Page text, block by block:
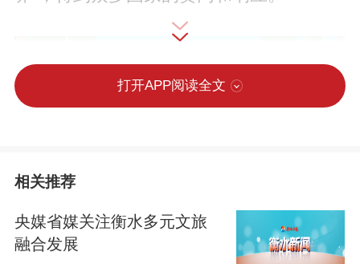
打开APP阅读全文
相关推荐
央媒省媒关注衡水多元文旅
融合发展